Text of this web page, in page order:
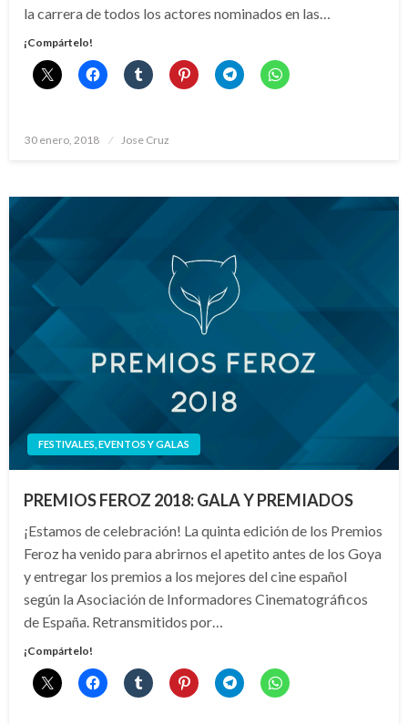
la carrera de todos los actores nominados en las…
¡Compártelo!
Publicado
30 enero, 2018 Jose Cruz
FESTIVALES, EVENTOS Y GALAS
PREMIOS FEROZ 2018: GALA Y PREMIADOS
¡Estamos de celebración! La quinta edición de los Premios
Feroz ha venido para abrirnos el apetito antes de los Goya
y entregar los premios a los mejores del cine español
según la Asociación de Informadores Cinematográficos
de España. Retransmitidos por…
¡Compártelo!